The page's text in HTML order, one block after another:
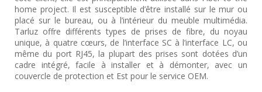
home project. Il est susceptible d’être installé sur le mur ou
placé sur le bureau, ou à l’intérieur du meuble multimédia.
Tarluz offre différents types de prises de fibre, du noyau
unique, à quatre cœurs, de l’interface SC à l’interface LC, ou
même du port RJ45, la plupart des prises sont dotées d’un
cadre intégré, facile à installer et à démonter, avec un
couvercle de protection et Est pour le service OEM.